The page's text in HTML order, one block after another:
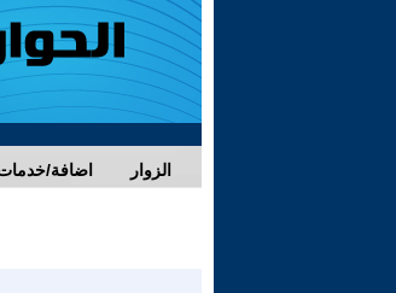
اضافة/ الزوار